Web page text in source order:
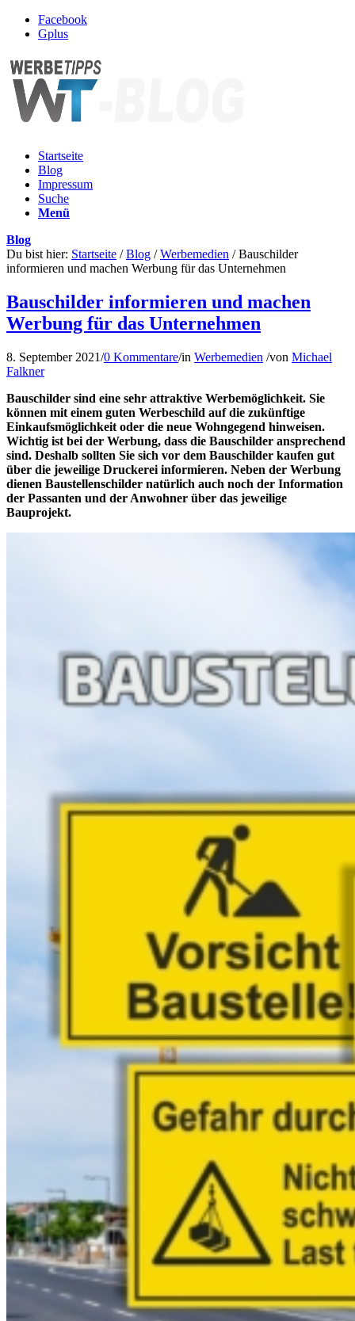
Facebook
Gplus
Startseite
Blog
Impressum
Suche
Menü
Blog
Du bist hier: Startseite / Blog / Werbemedien / Bauschilder
informieren und machen Werbung für das Unternehmen
Bauschilder informieren und machen
Werbung für das Unternehmen
8. September 2021/0 Kommentare/in Werbemedien /von Michael
Falkner
Bauschilder sind eine sehr attraktive Werbemöglichkeit. Sie
können mit einem guten Werbeschild auf die zukünftige
Einkaufsmöglichkeit oder die neue Wohngegend hinweisen.
Wichtig ist bei der Werbung, dass die Bauschilder ansprechend
sind. Deshalb sollten Sie sich vor dem Bauschilder kaufen gut
über die jeweilige Druckerei informieren. Neben der Werbung
dienen Baustellenschilder natürlich auch noch der Information
der Passanten und der Anwohner über das jeweilige
Bauprojekt.